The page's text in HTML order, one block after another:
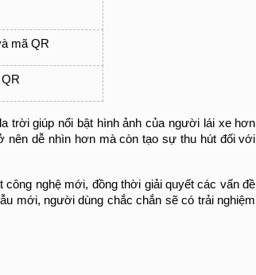
mã QR
trời giúp nổi bật hình ảnh của người lái xe hơn
dễ nhìn hơn mà còn tạo sự thu hút đối với
nghệ mới, đồng thời giải quyết các vấn đề
mới, người dùng chắc chắn sẽ có trải nghiệm